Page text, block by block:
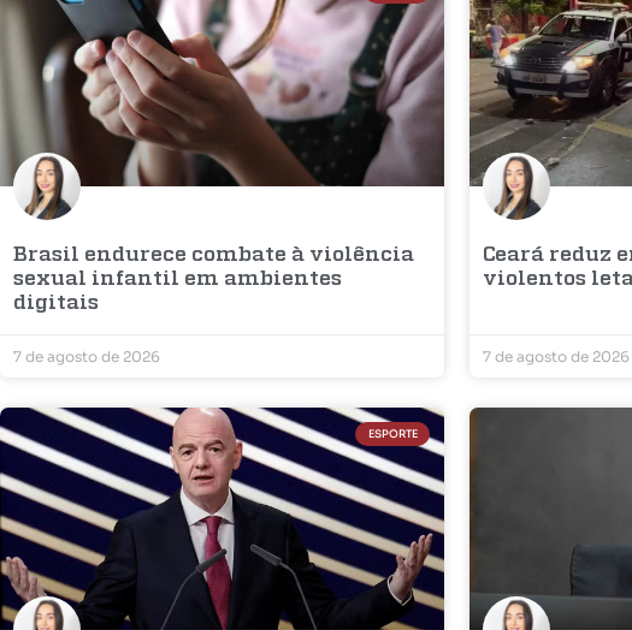
Brasil endurece combate à violência
sexual infantil em ambientes
digitais
7 de agosto de 2026
Ceará reduz
violentos
7 de agosto de 2026
ESPORTE